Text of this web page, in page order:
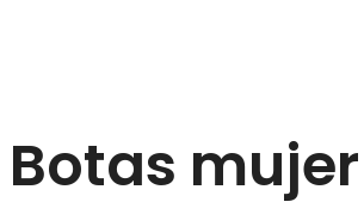
Botas mujer